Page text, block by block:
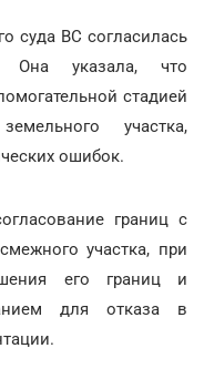
суда ВС согласилась
Она указала, что
стадией
участка,
ошибок.
границ с
участка, при
его границ и
для отказа в